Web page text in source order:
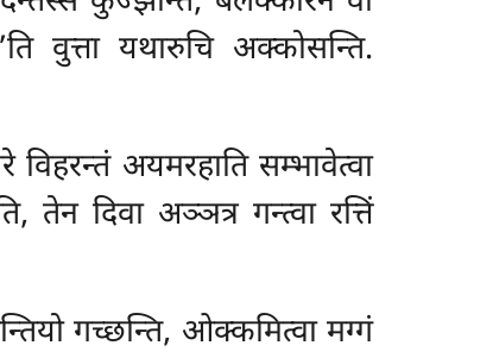
वुत्ता यथारुचि अक्कोसन्ति.
अयमरहाति सम्भावेत्वा
दिवा अञ्ञत्र गन्त्वा रत्तिं
गच्छन्ति, ओक्कमित्वा मग्गं